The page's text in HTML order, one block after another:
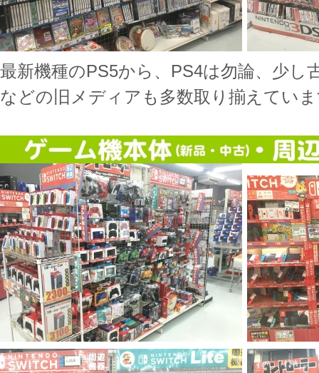
最新機種のPS5から、PS4は勿論、少し
などの旧メディアも多数取り揃えてい